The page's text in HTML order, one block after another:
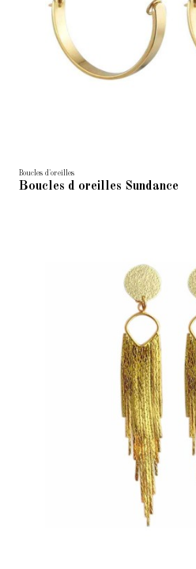
Boucles d'oreilles
Boucles d oreilles Sundance